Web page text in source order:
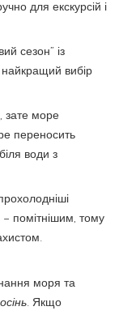
для екскурсій і
сезон” із
вибір
зате море
переносить
води з
помітнішим, тому
моря та
осінь. Якщо